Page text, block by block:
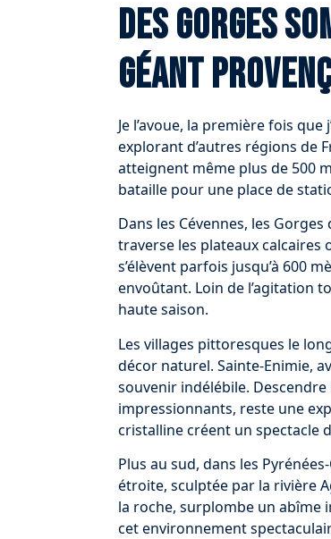
Des gorges
géant
Je l’avoue, la première fois
explorant d’autres régions de
atteignent même plus de 500
bataille pour une place de
Dans les Cévennes, les
traverse les plateaux calcaires
s’élèvent parfois jusqu’à 600
envoûtant. Loin de l’agitation
haute saison.
Les villages pittoresques le
décor naturel. Sainte-Enimie,
souvenir indélébile.
impressionnants, reste une
cristalline créent un spectacle
Plus au sud, dans les
étroite, sculptée par la rivière
la roche, surplombe un abîme
cet environnement